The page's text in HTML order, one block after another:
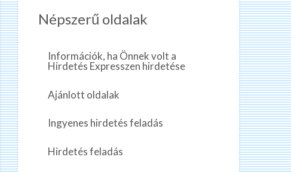
Népszerű oldalak
Információk, ha Önnek volt a
Hirdetés Expresszen hirdetése
Ajánlott oldalak
Ingyenes hirdetés feladás
Hirdetés feladás